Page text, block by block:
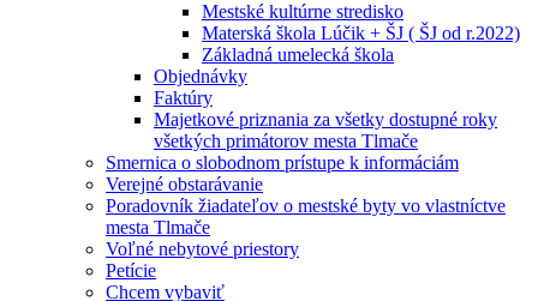
Mestské kultúrne stredisko
Materská škola Lúčik + ŠJ ( ŠJ od r.2022)
Základná umelecká škola
Objednávky
Faktúry
Majetkové priznania za všetky dostupné roky
všetkých primátorov mesta Tlmače
Smernica o slobodnom prístupe k informáciám
Verejné obstarávanie
Poradovník žiadateľov o mestské byty vo vlastníctve
mesta Tlmače
Voľné nebytové priestory
Petície
Chcem vybaviť